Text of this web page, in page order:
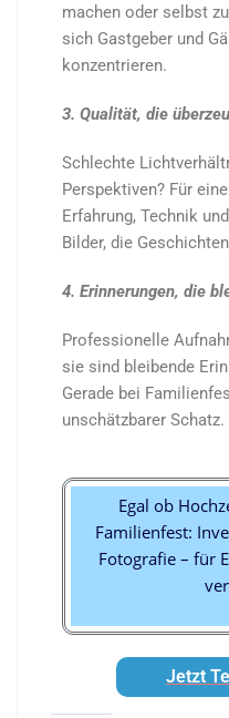
machen oder selbst
sich Gastgeber und
konzentrieren.
3. Qualität, die
Schlechte
Perspektiven? Für
Erfahrung, Technik
Bilder, die
4. Erinnerungen, die
Professionelle
sie sind bleibende
Gerade bei
unschätzbarer Schatz.
Egal ob
Familienfest:
Fotografie – für
Jetzt